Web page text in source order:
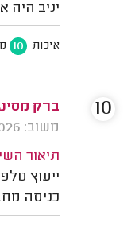
יניב היה
איכות 10
ברק
משוב: 19/05/2026
תיאור
ייעוץ
כניסה
10